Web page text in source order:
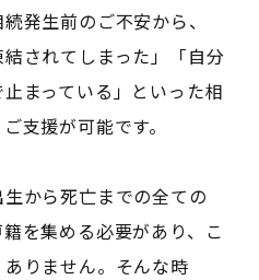
発生前のご不安から、
結されてしまった」「自分
まっている」といった相
支援が可能です。
から死亡までの全ての
を集める必要があり、こ
りません。そんな時